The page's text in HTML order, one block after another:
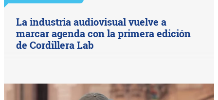
La industria audiovisual vuelve a
marcar agenda con la primera edición
de Cordillera Lab